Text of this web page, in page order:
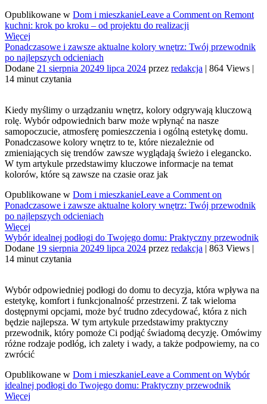
Opublikowane w Dom i mieszkanieLeave a Comment on Remont
kuchni: krok po kroku – od projektu do realizacji
Więcej
Ponadczasowe i zawsze aktualne kolory wnętrz: Twój przewodnik
po najlepszych odcieniach
Dodane 21 sierpnia 20249 lipca 2024 przez redakcja | 864 Views |
14 minut czytania
Kiedy myślimy o urządzaniu wnętrz, kolory odgrywają kluczową
rolę. Wybór odpowiednich barw może wpłynąć na nasze
samopoczucie, atmosferę pomieszczenia i ogólną estetykę domu.
Ponadczasowe kolory wnętrz to te, które niezależnie od
zmieniających się trendów zawsze wyglądają świeżo i elegancko.
W tym artykule przedstawimy kluczowe informacje na temat
kolorów, które są zawsze na czasie oraz jak
Opublikowane w Dom i mieszkanieLeave a Comment on
Ponadczasowe i zawsze aktualne kolory wnętrz: Twój przewodnik
po najlepszych odcieniach
Więcej
Wybór idealnej podłogi do Twojego domu: Praktyczny przewodnik
Dodane 19 sierpnia 20249 lipca 2024 przez redakcja | 863 Views |
14 minut czytania
Wybór odpowiedniej podłogi do domu to decyzja, która wpływa na
estetykę, komfort i funkcjonalność przestrzeni. Z tak wieloma
dostępnymi opcjami, może być trudno zdecydować, która z nich
będzie najlepsza. W tym artykule przedstawimy praktyczny
przewodnik, który pomoże Ci podjąć świadomą decyzję. Omówimy
różne rodzaje podłóg, ich zalety i wady, a także podpowiemy, na co
zwrócić
Opublikowane w Dom i mieszkanieLeave a Comment on Wybór
idealnej podłogi do Twojego domu: Praktyczny przewodnik
Więcej